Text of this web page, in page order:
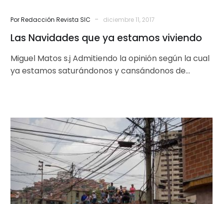
Por Redacción Revista SIC - diciembre 11, 2017
Las Navidades que ya estamos viviendo
Miguel Matos s.j Admitiendo la opinión según la cual
ya estamos saturándonos y cansándonos de
qué
el
pueblo
no
reacciona
contundentemente